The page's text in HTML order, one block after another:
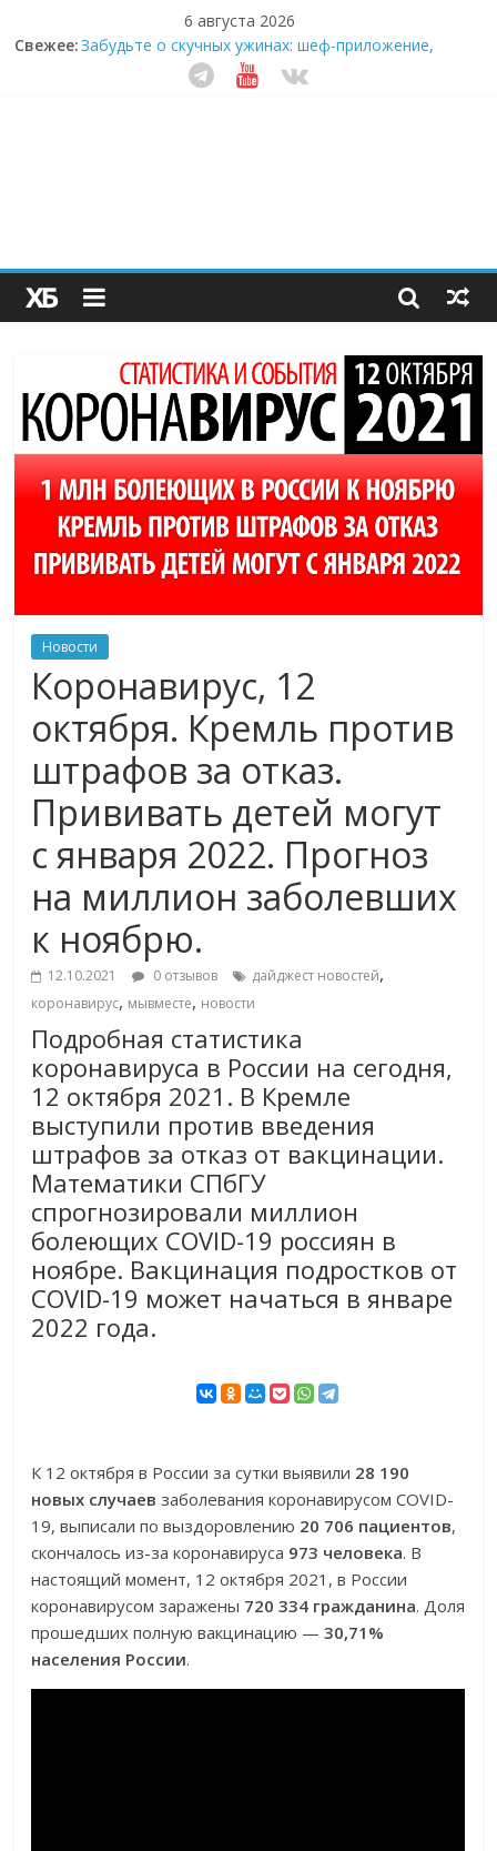
6 августа 2026
Свежее:Забудьте о скучных ужинах: шеф-приложение,
которое видит вашу еду насквозь
Небо зовёт: как бизнес на полётах дронов и
Секрет супергидратации: почему кокосовая вода с
пребиотиками становится главным трендом
здорового питания
Новости
Коронавирус, 12
октября. Кремль против
штрафов за отказ.
Прививать детей могут
с января 2022. Прогноз
на миллион заболевших
к ноябрю.
12.10.2021 0 отзывов дайджест новостей,
коронавирус, мывместе, новости
Подробная статистика
коронавируса в России на сегодня,
12 октября 2021. В Кремле
выступили против введения
штрафов за отказ от вакцинации.
Математики СПбГУ
спрогнозировали миллион
болеющих COVID-19 россиян в
ноябре. Вакцинация подростков от
COVID-19 может начаться в январе
2022 года.
К 12 октября в России за сутки выявили 28 190
новых случаев заболевания коронавирусом COVID-
19, выписали по выздоровлению 20 706 пациентов,
скончалось из-за коронавируса 973 человека. В
настоящий момент, 12 октября 2021, в России
коронавирусом заражены 720 334 гражданина. Доля
прошедших полную вакцинацию —30,71%
населения России.